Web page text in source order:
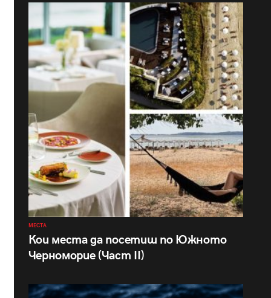
МЕСТА
Кои места да посетиш по Южното
Черноморие (Част II)